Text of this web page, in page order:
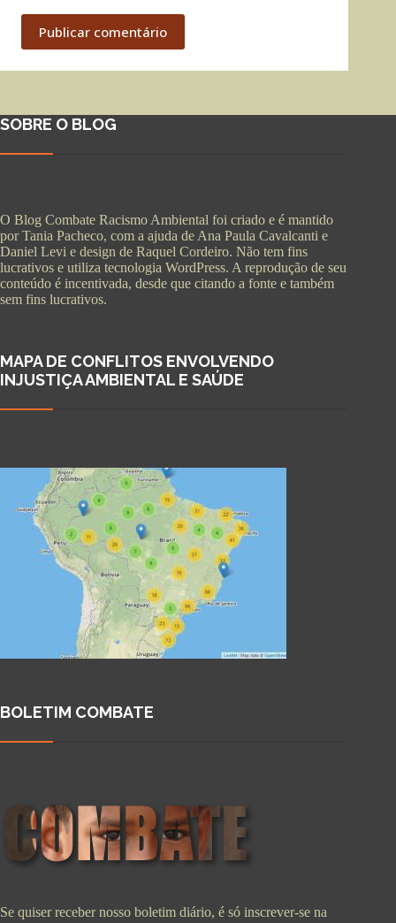
Publicar comentário
SOBRE O BLOG
O Blog Combate Racismo Ambiental foi criado e é mantido
por Tania Pacheco, com a ajuda de Ana Paula Cavalcanti e
Daniel Levi e design de Raquel Cordeiro. Não tem fins
lucrativos e utiliza tecnologia WordPress. A reprodução de seu
conteúdo é incentivada, desde que citando a fonte e também
sem fins lucrativos.
MAPA DE CONFLITOS ENVOLVENDO
INJUSTIÇA AMBIENTAL E SAÚDE
BOLETIM COMBATE
Se quiser receber nosso boletim diário, é só inscrever-se na